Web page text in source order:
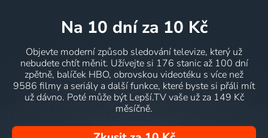
na 10 dní za 10 Kč
Objevte moderní způsob sledování televize, který už
nebudete chtít měnit. Užívejte si 176 stanic až 100 dní
zpětně, balíček HBO, obrovskou videotéku s více než
9586 filmy a seriály a další funkce, které byste si přáli mít
už dávno. Poté může být Lepší.TV vaše už za 149 Kč
měsíčně.